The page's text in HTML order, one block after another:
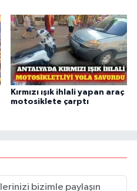
Kırmızı ışık ihlali yapan araç
motosiklete çarptı